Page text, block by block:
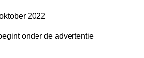
onder de advertentie